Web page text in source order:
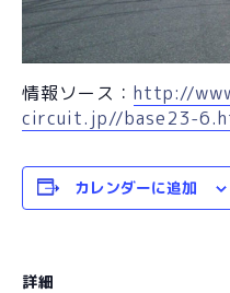
情報ソース： http://
circuit.jp//base23-
カレンダーに追加
詳細